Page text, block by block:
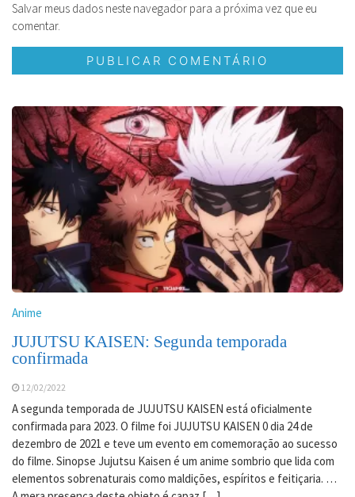
Salvar meus dados neste navegador para a próxima vez que eu
comentar.
Anime
JUJUTSU KAISEN: Segunda temporada
confirmada
12/02/2022
A segunda temporada de JUJUTSU KAISEN está oficialmente
confirmada para 2023. O filme foi JUJUTSU KAISEN 0 dia 24 de
dezembro de 2021 e teve um evento em comemoração ao sucesso
do filme. Sinopse Jujutsu Kaisen é um anime sombrio que lida com
elementos sobrenaturais como maldições, espíritos e feitiçaria. …